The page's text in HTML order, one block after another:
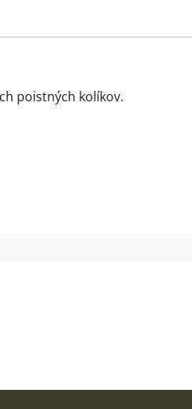
poistných kolíkov.